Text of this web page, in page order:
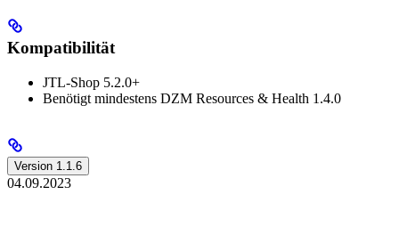
Kompatibilität
JTL-Shop 5.2.0+
Benötigt mindestens DZM Resources & Health 1.4.0
Version 1.1.6
04.09.2023